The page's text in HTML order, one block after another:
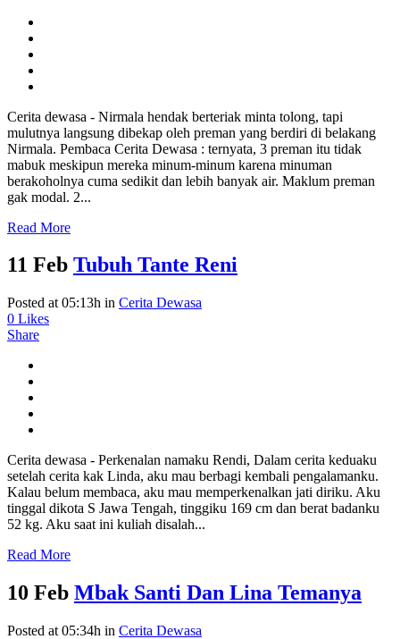
Cerita dewasa - Nirmala hendak berteriak minta tolong, tapi
mulutnya langsung dibekap oleh preman yang berdiri di belakang
Nirmala. Pembaca Cerita Dewasa : ternyata, 3 preman itu tidak
mabuk meskipun mereka minum-minum karena minuman
berakoholnya cuma sedikit dan lebih banyak air. Maklum preman
gak modal. 2...
Read More
11 Feb Tubuh Tante Reni
Posted at 05:13h in Cerita Dewasa
0 Likes
Share
Cerita dewasa - Perkenalan namaku Rendi, Dalam cerita keduaku
setelah cerita kak Linda, aku mau berbagi kembali pengalamanku.
Kalau belum membaca, aku mau memperkenalkan jati diriku. Aku
tinggal dikota S Jawa Tengah, tinggiku 169 cm dan berat badanku
52 kg. Aku saat ini kuliah disalah...
Read More
10 Feb Mbak Santi Dan Lina Temanya
Posted at 05:34h in Cerita Dewasa